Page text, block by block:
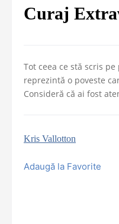
Curaj
Tot ceea ce stă scris
reprezintă o poveste
Consideră că ai fost
Kris Vallotton
Adaugă la Favorite